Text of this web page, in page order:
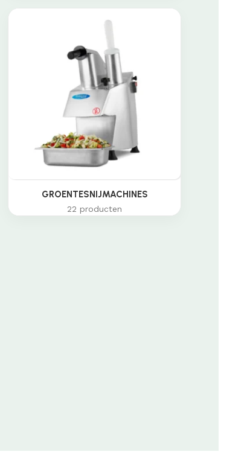
GROENTESNIJMACHINES
22 producten